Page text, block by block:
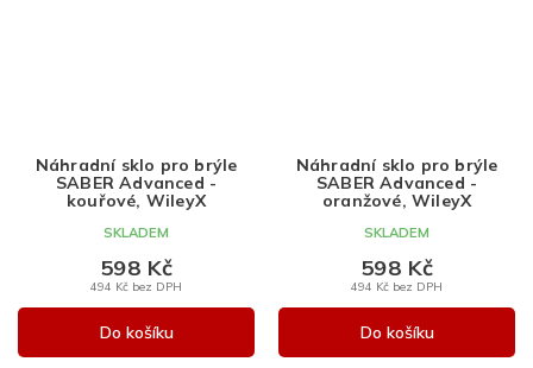
Náhradní sklo pro brýle
SABER Advanced -
kouřové, WileyX
SKLADEM
494 Kč bez DPH
598 Kč
Do košíku
Náhradní sklo pro brýle
SABER Advanced -
oranžové, WileyX
SKLADEM
494 Kč bez DPH
598 Kč
Do košíku